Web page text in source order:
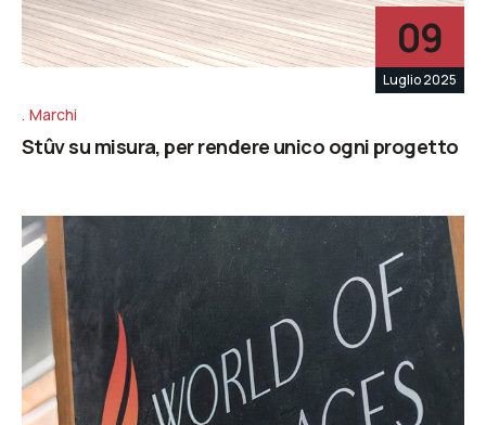
09
Luglio 2025
Marchi
Stûv su misura, per rendere unico ogni progetto